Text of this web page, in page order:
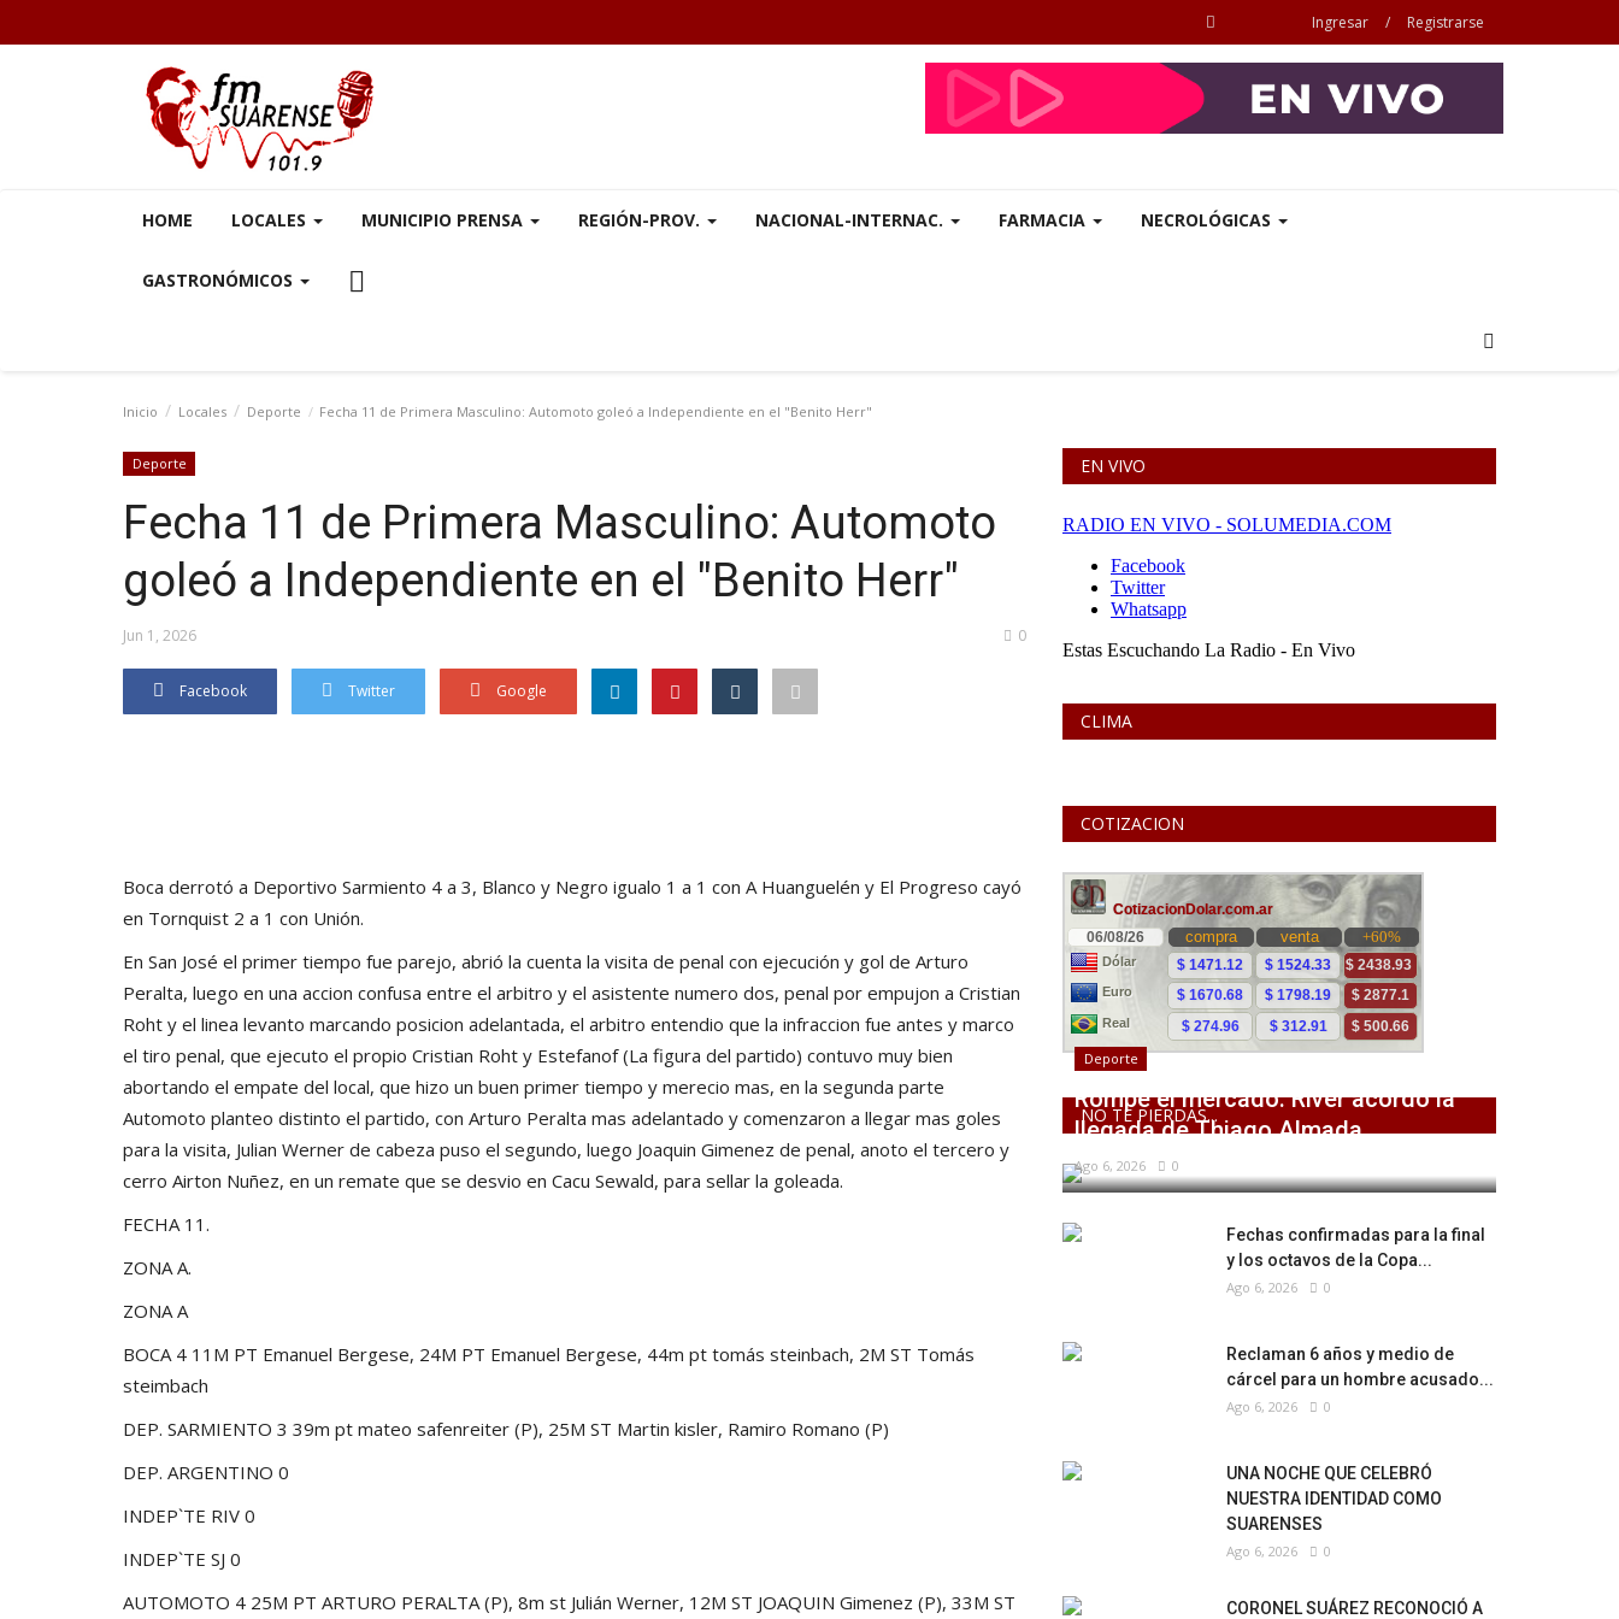
Ingresar / Registrarse
HOME LOCALES MUNICIPIO PRENSA REGIÓN-PROV. NACIONAL-INTERNAC. FARMACIA NECROLÓGICAS
GASTRONÓMICOS
Inicio Locales Deporte Fecha 11 de Primera Masculino: Automoto goleó a Independiente en el "Benito Herr"
Deporte
Fecha 11 de Primera Masculino: Automoto
goleó a Independiente en el "Benito Herr"
Jun 1, 2026 0
Facebook Twitter Google
Boca derrotó a Deportivo Sarmiento 4 a 3, Blanco y Negro igualo 1 a 1 con A Huanguelén y El Progreso cayó
en Tornquist 2 a 1 con Unión.
En San José el primer tiempo fue parejo, abrió la cuenta la visita de penal con ejecución y gol de Arturo
Peralta, luego en una accion confusa entre el arbitro y el asistente numero dos, penal por empujon a Cristian
Roht y el linea levanto marcando posicion adelantada, el arbitro entendio que la infraccion fue antes y marco
el tiro penal, que ejecuto el propio Cristian Roht y Estefanof (La figura del partido) contuvo muy bien
abortando el empate del local, que hizo un buen primer tiempo y merecio mas, en la segunda parte
Automoto planteo distinto el partido, con Arturo Peralta mas adelantado y comenzaron a llegar mas goles
para la visita, Julian Werner de cabeza puso el segundo, luego Joaquin Gimenez de penal, anoto el tercero y
cerro Airton Nuñez, en un remate que se desvio en Cacu Sewald, para sellar la goleada.
FECHA 11.
ZONA A.
ZONA A
BOCA 4 11M PT Emanuel Bergese, 24M PT Emanuel Bergese, 44m pt tomás steinbach, 2M ST Tomás
steimbach
DEP. SARMIENTO 3 39m pt mateo safenreiter (P), 25M ST Martin kisler, Ramiro Romano (P)
DEP. ARGENTINO 0
INDEP`TE RIV 0
INDEP`TE SJ 0
AUTOMOTO 4 25M PT ARTURO PERALTA (P), 8m st Julián Werner, 12M ST JOAQUIN Gimenez (P), 33M ST
EN VIVO
CLIMA
COTIZACION
NO TE PIERDAS...
Deporte
Rompe el mercado: River acordó la
llegada de Thiago Almada
Ago 6, 2026 0
Fechas confirmadas para la final
y los octavos de la Copa...
Ago 6, 2026 0
Reclaman 6 años y medio de
cárcel para un hombre acusado...
Ago 6, 2026 0
UNA NOCHE QUE CELEBRÓ
NUESTRA IDENTIDAD COMO
SUARENSES
Ago 6, 2026 0
CORONEL SUÁREZ RECONOCIÓ A